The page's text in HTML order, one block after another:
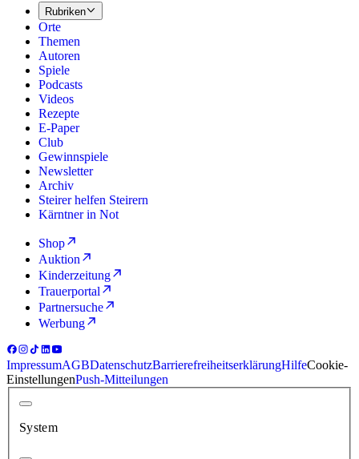
Rubriken
Orte
Themen
Autoren
Spiele
Podcasts
Videos
Rezepte
E-Paper
Club
Gewinnspiele
Newsletter
Archiv
Steirer helfen Steirern
Kärntner in Not
Shop
Auktion
Kinderzeitung
Trauerportal
Partnersuche
Werbung
ImpressumAGBDatenschutzBarrierefreiheitserklärungHilfeCookie-
EinstellungenPush-Mitteilungen
System